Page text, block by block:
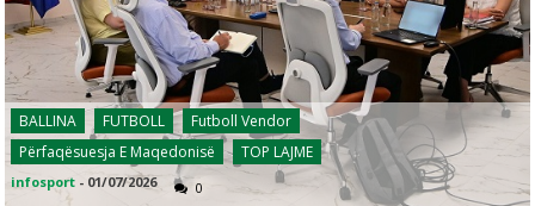
BALLINA FUTBOLL
Futboll Vendor
Përfaqësuesja E Maqedonisë
TOP LAJME
infosport - 01/07/2026 0